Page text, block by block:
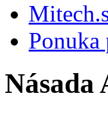
Násada